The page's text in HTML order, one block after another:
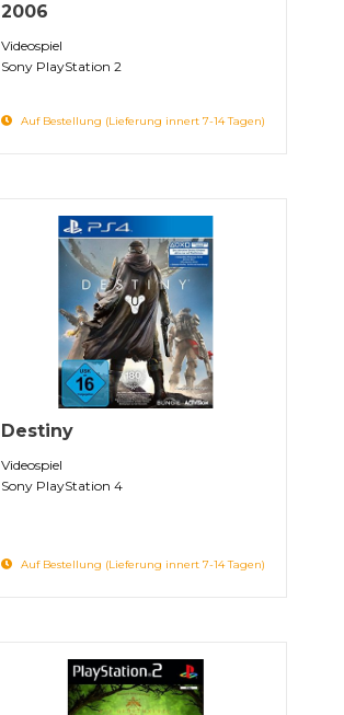
2006
Videospiel
Sony PlayStation 2
Auf Bestellung (Lieferung innert 7-14 Tagen)
Destiny
Videospiel
Sony PlayStation 4
Auf Bestellung (Lieferung innert 7-14 Tagen)